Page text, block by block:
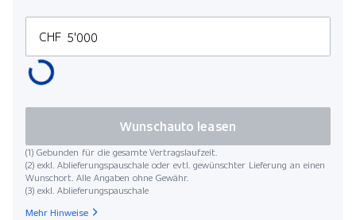
CHF
(1) Gebunden für die gesamte Vertragslaufzeit.
(2) exkl. Ablieferungspauschale oder evtl. gewünschter Lieferung an einen
Wunschort. Alle Angaben ohne Gewähr.
(3) exkl. Ablieferungspauschale
Wunschauto leasen
Mehr Hinweise